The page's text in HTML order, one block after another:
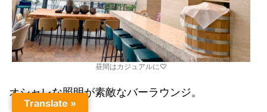
昼間はカジュアルに♡
オシャレな照明が素敵なバーラウンジ。
Translate »